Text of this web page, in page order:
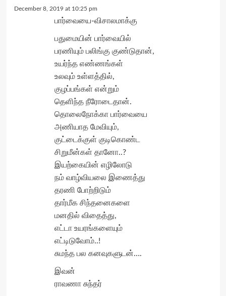
December 8, 2019 at 10:25 pm
பார்வையை-விசாலமாக்கு
பதுமையின் பார்வையில்
பரணியும் பலிங்கு குண்டுதான்,
உயர்ந்த எண்ணங்கள்
உலவும் உள்ளத்தில்,
குழப்பங்கள் என்றும்
தெளிந்த நீரோடைதான்.
தொலைநோக்கா பார்வையை
அணியாத மேவியும்,
குட்டைக்குள் குடிகொண்ட
சிறுமீன்கள் தானோ..?
இயற்கையின் எழிலோடு
நம் வாழ்வியலை இணைத்து
தரணி போற்றிடும்
தார்மீக சிந்தனைகளை
மனதில் விதைத்து,
எட்டா உயரங்களையும்
எட்டிடுவோம்..!
சுமந்த பல கனவுகளுடன்….
இவன்
ராவணா சுந்தர்